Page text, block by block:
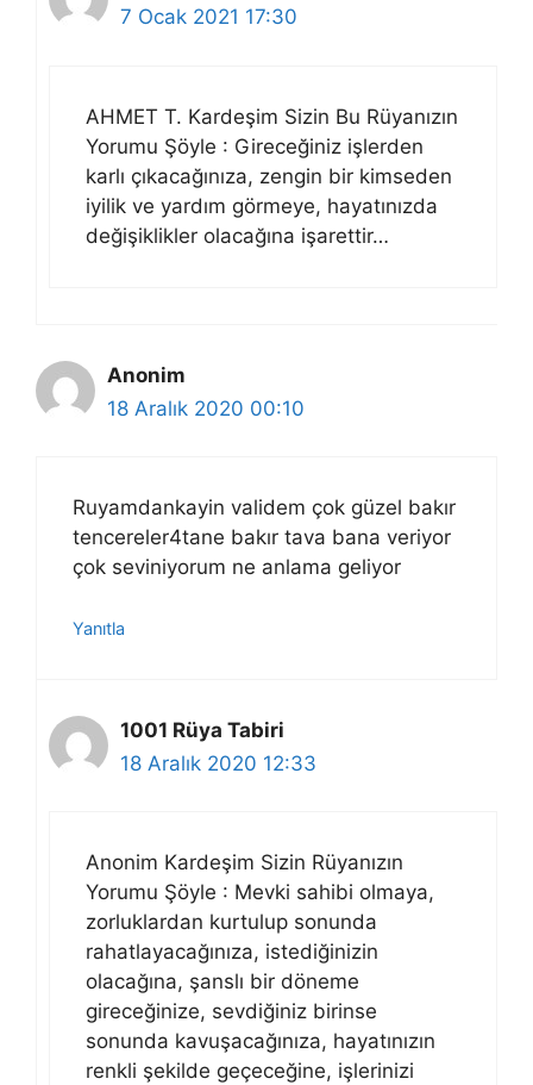
7 Ocak 2021 17:30
AHMET T. Kardeşim Sizin Bu Rüyanızın
Yorumu Şöyle : Gireceğiniz işlerden
karlı çıkacağınıza, zengin bir kimseden
iyilik ve yardım görmeye, hayatınızda
değişiklikler olacağına işarettir…
Anonim
18 Aralık 2020 00:10
Ruyamdankayin validem çok güzel bakır
tencereler4tane bakır tava bana veriyor
çok seviniyorum ne anlama geliyor
Yanıtla
1001 Rüya Tabiri
18 Aralık 2020 12:33
Anonim Kardeşim Sizin Rüyanızın
Yorumu Şöyle : Mevki sahibi olmaya,
zorluklardan kurtulup sonunda
rahatlayacağınıza, istediğinizin
olacağına, şanslı bir döneme
gireceğinize, sevdiğiniz birinse
sonunda kavuşacağınıza, hayatınızın
renkli şekilde geçeceğine, işlerinizi